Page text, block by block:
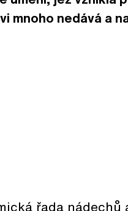
mnoho nedává a
řada nádechů